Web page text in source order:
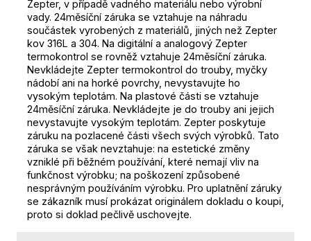
Zepter, v případě vadného materiálu nebo výrobní
vady. 24měsíční záruka se vztahuje na náhradu
součástek vyrobených z materiálů, jiných než Zepter
kov 316L a 304. Na digitální a analogový Zepter
termokontrol se rovněž vztahuje 24měsíční záruka.
Nevkládejte Zepter termokontrol do trouby, myčky
nádobí ani na horké povrchy, nevystavujte ho
vysokým teplotám. Na plastové části se vztahuje
24měsíční záruka. Nevkládejte je do trouby ani jejich
nevystavujte vysokým teplotám. Zepter poskytuje
záruku na pozlacené části všech svých výrobků. Tato
záruka se však nevztahuje: na estetické změny
vzniklé při běžném používání, které nemají vliv na
funkčnost výrobku; na poškození způsobené
nesprávným používáním výrobku. Pro uplatnění záruky
se zákazník musí prokázat originálem dokladu o koupi,
proto si doklad pečlivě uschovejte.